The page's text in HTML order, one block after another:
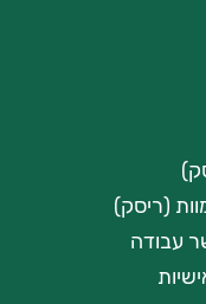
(ריסק)
עבודה